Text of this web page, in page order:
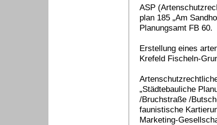
ASP
plan 185 „Am
Planungsamt FB 60.
Erstellung eines
Krefeld Fischeln-
„Städtebauliche
/Bruchstraße /
faunistische
Marketing-